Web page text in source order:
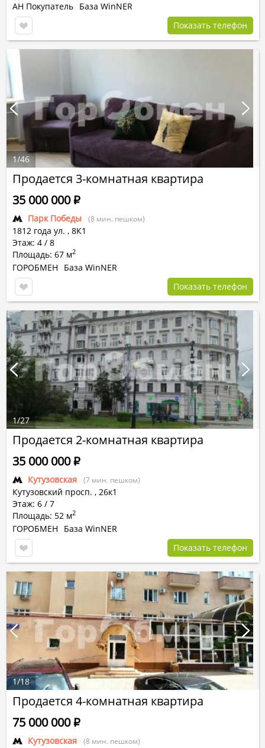
АН Покупатель База WinNER
Показать телефон
Продается 3-комнатная квартира
Парк Победы (8 мин. пешком)
1812 года ул. , 8К1
Этаж: 4 / 8
Площадь: 67 м2
35 000 000Р
ГОРОБМЕН
База WinNER
Показать телефон
1/46
Продается 2-комнатная квартира
Кутузовская (7 мин. пешком)
Кутузовский просп. , 26к1
Этаж: 6 / 7
Площадь: 52 м2
35 000 000Р
ГОРОБМЕН
База WinNER
Показать телефон
1/27
Продается 4-комнатная квартира
Кутузовская (8 мин. пешком)
75 000 000Р
1/18